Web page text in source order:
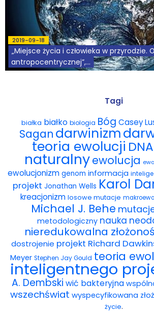
Wprowadzenie
Artykuły
Krytyka teorii ID
Wybór tekstów
Dla autorów
Darmowy ebook
Księgarnia
FAQ
Spis tekstów
Filmy
Konferencje, webinaria i
Wywiady i wykłady
2019-09-18
„Miejsce życia i człowieka w przyrodzie.
antropocentrycznej”,...
Tagi
białka białko biologia Bóg Casey
Sagan darwinizm
teoria ewolucji DNA
naturalnyewolucja
ewolucjonizm genom informacja
projekt Jonathan Wells Karol
kreacjonizm losowe mutacje
Michael J. Behe
metodologiczny nauka
nieredukowalna
dostrojenie projekt Richard
Meyer Stephen Jay Gould teoria
inteligentnego
A. Dembski wić bakteryjna
wszechświat wyspecyfikowana
życie.